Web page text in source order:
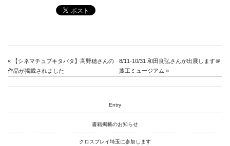
News
«
【シネマチュプキタバタ】高野穂さんの
作品が掲載されました
8/11-10/31 和田良弘さんが出展します＠
藁工ミュージアム »
Entry
書籍掲載のお知らせ
クロスプレイ埼玉に参加します